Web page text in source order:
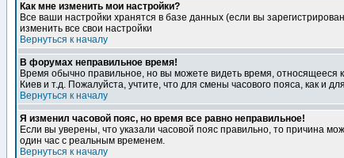
Как мне изменить мои настройки?
Все ваши настройки хранятся в базе данных (если вы
изменить все свои настройки
Вернуться к началу
В форумах неправильное время!
Время обычно правильное, но вы можете видеть время, относящееся
Киев и т.д. Пожалуйста, учтите, что для смены часового пояса, как и
Вернуться к началу
Я изменил часовой пояс, но время все равно неправильное!
Если вы уверены, что указали часовой пояс правильно, то причина
один час с реальным временем.
Вернуться к началу